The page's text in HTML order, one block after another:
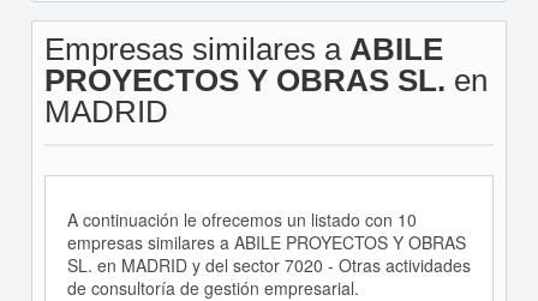
Empresas similares a ABILE
PROYECTOS Y OBRAS SL. en
MADRID
A continuación le ofrecemos un listado con 10
empresas similares a ABILE PROYECTOS Y OBRAS
SL. en MADRID y del sector 7020 - Otras actividades
de consultoría de gestión empresarial.